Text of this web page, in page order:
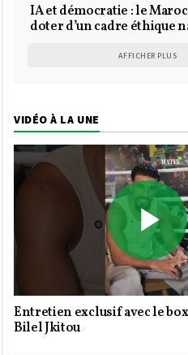
IA et démocratie : le
doter d’un cadre éthique
AFFICHER PLUS
VIDÉO À LA UNE
Entretien exclusif avec le
Bilel Jkitou